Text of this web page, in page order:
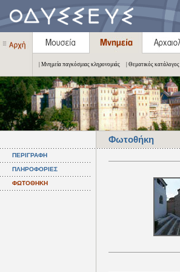
| Μνημεία παγκόσμιας κληρονομιάς | Θεματικός κατάλογος
Φωτοθήκη
ΠΕΡΙΓΡΑΦΗ
ΠΛΗΡΟΦΟΡΙΕΣ
ΦΩΤΟΘΗΚΗ